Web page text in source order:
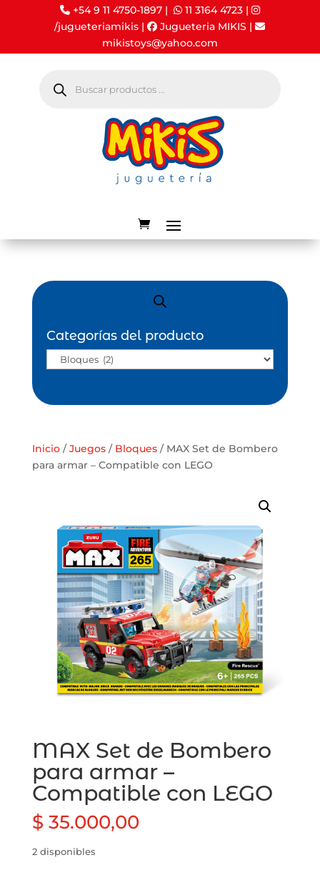
+54 9 11 4750-1897 | 11 3164 4723|
/jugueteriamikis | Jugueteria MIKIS |
mikistoys@yahoo.com
productos
Inicio/Juegos/ Bloques/ MAX Set de Bombero
para armar – Compatible con LEGO
MAX Set de Bombero
para armar –
Compatible con LEGO
$ 35.000,00
2 disponibles
Categorías del producto